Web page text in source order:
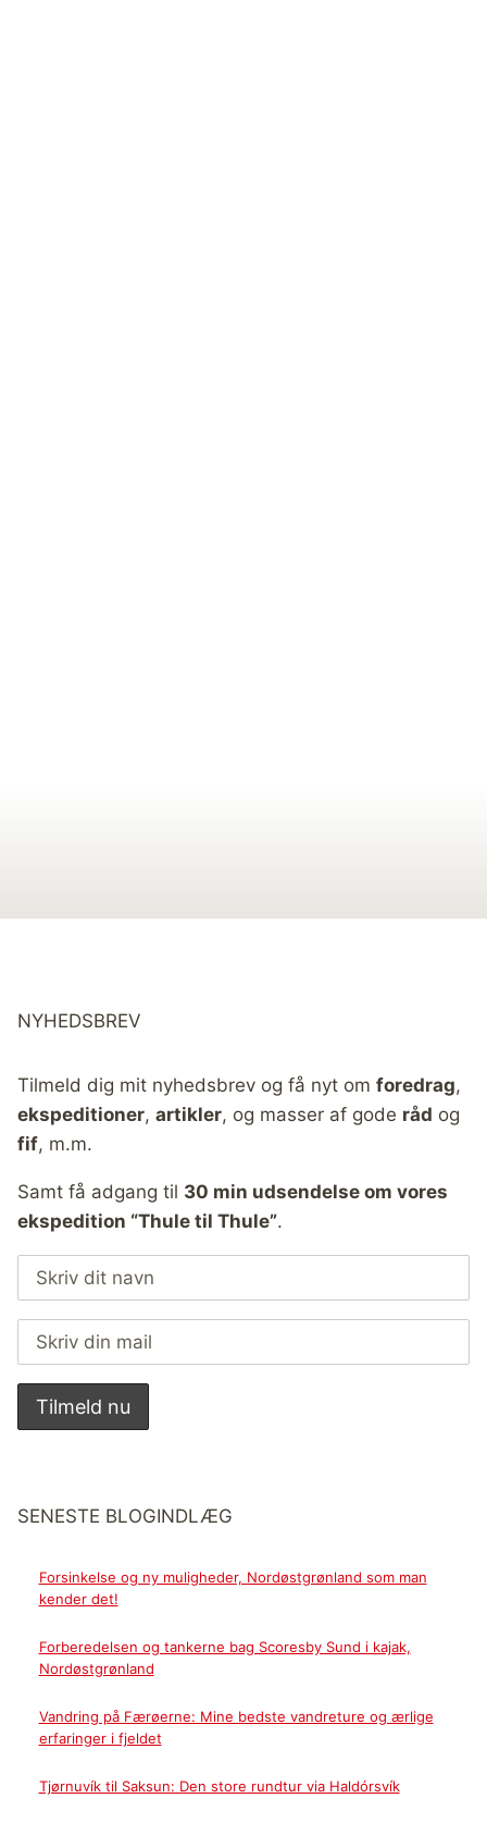
NYHEDSBREV
Tilmeld dig mit nyhedsbrev og få nyt om foredrag,
ekspeditioner, artikler, og masser af gode råd og
fif, m.m.
Samt få adgang til 30 min udsendelse om vores
ekspedition “Thule til Thule”.
SENESTE BLOGINDLÆG
Forsinkelse og ny muligheder, Nordøstgrønland som man
kender det!
Forberedelsen og tankerne bag Scoresby Sund i kajak,
Nordøstgrønland
Vandring på Færøerne: Mine bedste vandreture og ærlige
erfaringer i fjeldet
Tjørnuvík til Saksun: Den store rundtur via Haldórsvík